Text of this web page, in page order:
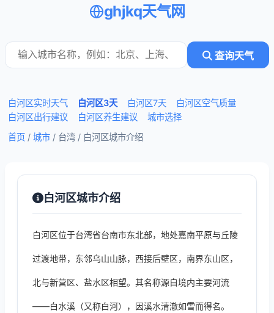
ghjkq天气网
查询天气
白河区实时天气 白河区3天 白河区7天
白河区空气质量
白河区出行建议
白河区养生建议
城市选择
首页 / 城市 / 台湾 / 白河区城市介绍
白河区城市介绍
白河区位于台湾省台南市东北部，地处嘉南平原与丘陵
过渡地带，东邻乌山山脉，西接后壁区，南界东山区，
北与新营区、盐水区相望。其名称源自境内主要河流
——白水溪（又称白河），因溪水清澈如雪而得名。